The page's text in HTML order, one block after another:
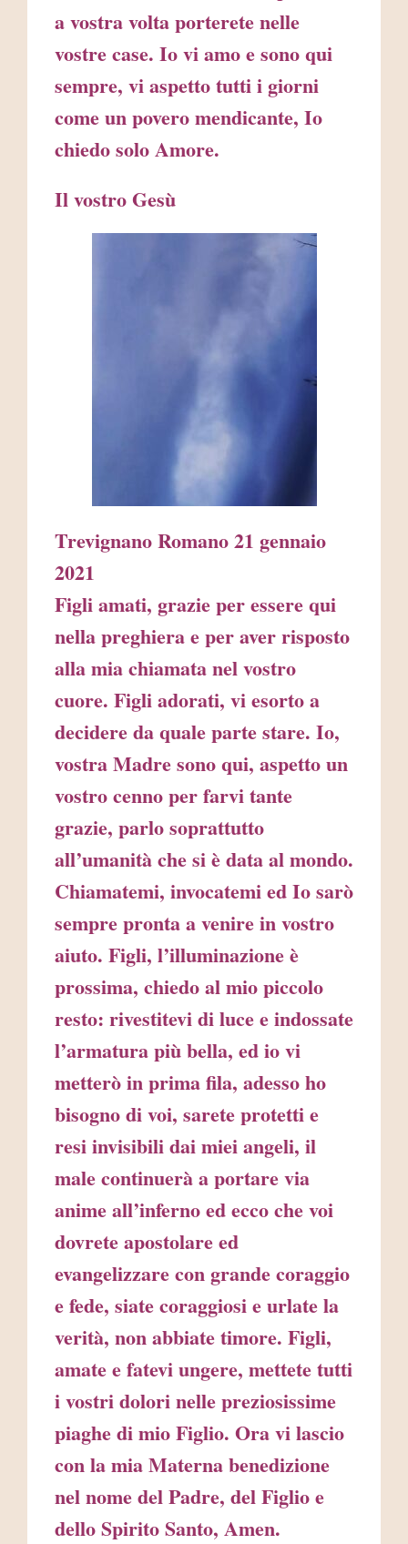
a vostra volta porterete nelle
vostre case. Io vi amo e sono qui
sempre, vi aspetto tutti i giorni
come un povero mendicante, Io
chiedo solo Amore.
Il vostro Gesù
Trevignano Romano 21 gennaio
2021
Figli amati, grazie per essere qui
nella preghiera e per aver risposto
alla mia chiamata nel vostro
cuore. Figli adorati, vi esorto a
decidere da quale parte stare. Io,
vostra Madre sono qui, aspetto un
vostro cenno per farvi tante
grazie, parlo soprattutto
all’umanità che si è data al mondo.
Chiamatemi, invocatemi ed Io sarò
sempre pronta a venire in vostro
aiuto. Figli, l’illuminazione è
prossima, chiedo al mio piccolo
resto: rivestitevi di luce e indossate
l’armatura più bella, ed io vi
metterò in prima fila, adesso ho
bisogno di voi, sarete protetti e
resi invisibili dai miei angeli, il
male continuerà a portare via
anime all’inferno ed ecco che voi
dovrete apostolare ed
evangelizzare con grande coraggio
e fede, siate coraggiosi e urlate la
verità, non abbiate timore. Figli,
amate e fatevi ungere, mettete tutti
i vostri dolori nelle preziosissime
piaghe di mio Figlio. Ora vi lascio
con la mia Materna benedizione
nel nome del Padre, del Figlio e
dello Spirito Santo, Amen.